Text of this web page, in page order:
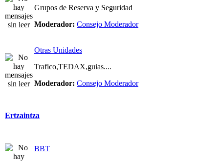
Grupos de Reserva y Seguridad
Moderador: Consejo Moderador
Otras Unidades
Trafico,TEDAX,guias....
Moderador: Consejo Moderador
Ertzaintza
BBT